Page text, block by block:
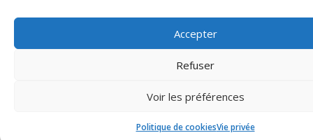
Accepter
Refuser
Voir les préférences
Politique de cookiesVie privée